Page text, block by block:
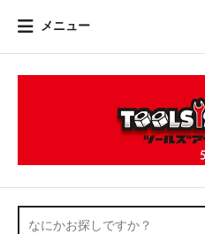
メニュー